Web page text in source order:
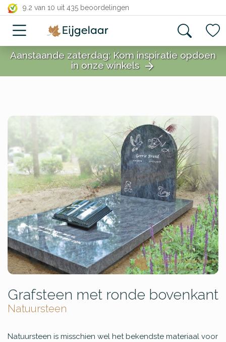
9.2 van 10 uit 435 beoordelingen
close
close
Aanstaande zaterdag: Kom inspiratie opdoen
in onze winkels arrow_forward
Grafsteen met ronde bovenkant
Natuursteen
Natuursteen is misschien wel het bekendste materiaal voor